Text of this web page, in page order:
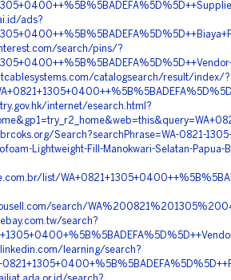
ads?
search/pins/?
catalogsearch/result/index/?
internet/esearch.html?
Search?searchPhrase=WA-0821-
Lightweight-Fill-Manokwari-Selatan-Papua-
list/
search/
search?
learning/search?